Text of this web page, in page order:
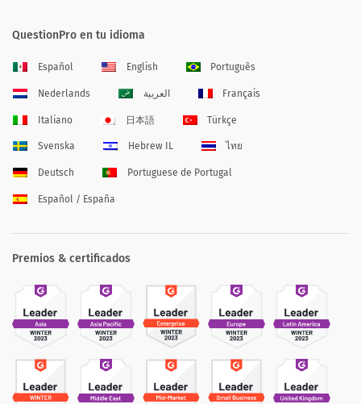
QuestionPro en tu idioma
Español English Português
Nederlands العربية Français
Italiano 日本語 Türkçe
Svenska Hebrew IL ไทย
Deutsch Portuguese de Portugal
Español / España
Premios & certificados